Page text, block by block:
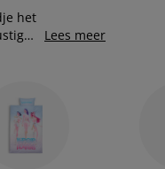
het
Lees meer